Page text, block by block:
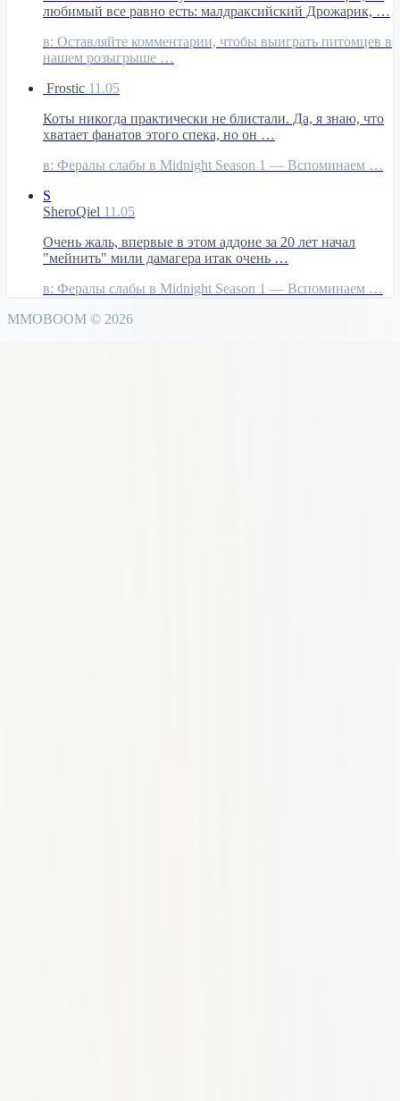
любимый все равно есть: малдраксийский Дрожарик, …
в: Оставляйте комментарии, чтобы выиграть питомцев в
нашем розыгрыше …
Frostic 11.05
Коты никогда практически не блистали. Да, я знаю, что
хватает фанатов этого спека, но он …
в: Фералы слабы в Midnight Season 1 — Вспоминаем …
S
SheroQiel 11.05
Очень жаль, впервые в этом аддоне за 20 лет начал
"мейнить" мили дамагера итак очень …
в: Фералы слабы в Midnight Season 1 — Вспоминаем …
MMOBOOM © 2026